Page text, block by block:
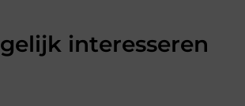
interesseren